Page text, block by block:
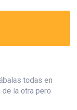
todas en
de la otra pero